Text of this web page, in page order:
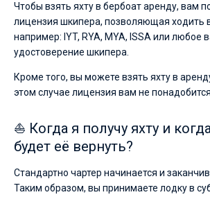
Чтобы взять яхту в бербоат аренду, вам
лицензия шкипера, позволяющая ходить
например: IYT, RYA, MYA, ISSA или любое
удостоверение шкипера.
Кроме того, вы можете взять яхту в
этом случае лицензия вам не понадобится.
⛵ Когда я получу яхту и
будет её вернуть?
Стандартно чартер начинается и
Таким образом, вы принимаете лодку в